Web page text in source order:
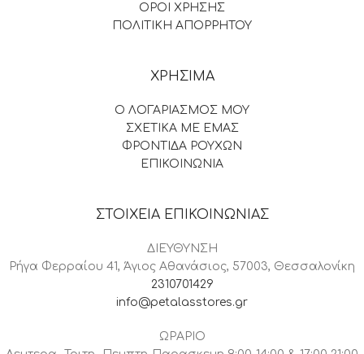
ΟΡΟΙ ΧΡΗΣΗΣ
ΠΟΛΙΤΙΚΗ ΑΠΟΡΡΗΤΟΥ
ΧΡΗΣΙΜΑ
Ο ΛΟΓΑΡΙΑΣΜΟΣ ΜΟΥ
ΣΧΕΤΙΚΑ ΜΕ ΕΜΑΣ
ΦΡΟΝΤΙΔΑ ΡΟΥΧΩΝ
ΕΠΙΚΟΙΝΩΝΙΑ
ΣΤΟΙΧΕΙΑ ΕΠΙΚΟΙΝΩΝΙΑΣ
ΔΙΕΥΘΥΝΣΗ
Ρήγα Φερραίου 41, Άγιος Αθανάσιος, 57003, Θεσσαλονίκη
2310701429
info@petalasstores.gr
ΩΡΑΡΙΟ